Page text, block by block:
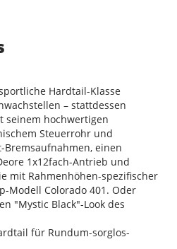
Hardtail-Klasse
– stattdessen
seinem hochwertigen
Steuerrohr und
Bremsaufnahmen, einen
1x12fach-Antrieb und
mit Rahmenhöhen-spezifischer
Modell Colorado 401. Oder
"Mystic Black"-Look des
für Rundum-sorglos-